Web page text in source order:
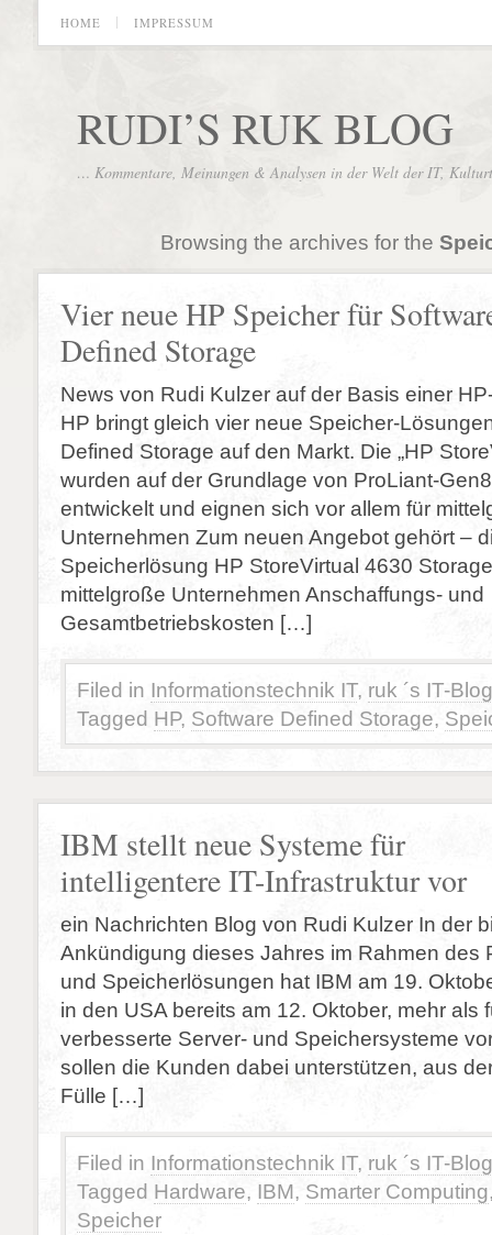
HOME IMPRESSUM
RUDI’S RUK BLOG
… Kommentare, Meinungen & Analysen in der Welt der IT,
Browsing the archives for the
Vier neue HP Speicher für
Defined Storage
News von Rudi Kulzer auf der Basis einer
HP bringt gleich vier neue Speicher-
Defined Storage auf den Markt. Die „HP
wurden auf der Grundlage von ProLiant-
entwickelt und eignen sich vor allem für
Unternehmen Zum neuen Angebot gehört –
Speicherlösung HP StoreVirtual 4630
mittelgroße Unternehmen Anschaffungs- und
Gesamtbetriebskosten […]
Filed in Informationstechnik IT, ruk ´s IT-Blog
Tagged HP, Software Defined Storage,
IBM stellt neue Systeme für
intelligentere IT-Infrastruktur vor
ein Nachrichten Blog von Rudi Kulzer In der
Ankündigung dieses Jahres im Rahmen des
und Speicherlösungen hat IBM am 19.
in den USA bereits am 12. Oktober, mehr als
verbesserte Server- und Speichersysteme
sollen die Kunden dabei unterstützen, aus
Fülle […]
Filed in Informationstechnik IT, ruk ´s IT-Blog
Tagged Hardware, IBM, Smarter Computing
Speicher